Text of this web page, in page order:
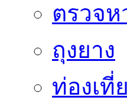
ตรวจห
ถุงยาง
ท่องเที่